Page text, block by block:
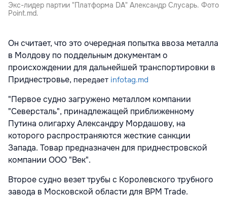
Экс-лидер партии "Платформа DA" Александр Слусарь. Фото
Point.md.
Он считает, что это очередная попытка ввоза металла
в Молдову по поддельным документам о
происхождении для дальнейшей транспортировки в
Приднестровье, передает infotag.md
"Первое судно загружено металлом компании
"Северсталь", принадлежащей приближенному
Путина олигарху Александру Мордашову, на
которого распространяются жесткие санкции
Запада. Товар предназначен для приднестровской
компании ООО "Век".
Второе судно везет трубы с Королевского трубного
завода в Московской области для BPM Trade.